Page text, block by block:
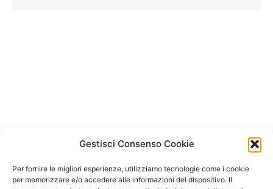
Gestisci Consenso Cookie
Per fornire le migliori esperienze, utilizziamo tecnologie come i cookie
per memorizzare e/o accedere alle informazioni del dispositivo. Il